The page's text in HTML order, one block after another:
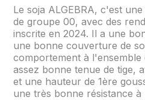
Le soja ALGEBRA, c'est
de groupe 00, avec des
inscrite en 2024. Il a une
une bonne couverture de
comportement à l'ensemble
assez bonne tenue de tige,
et une hauteur de 1ère
une très bonne résistance à